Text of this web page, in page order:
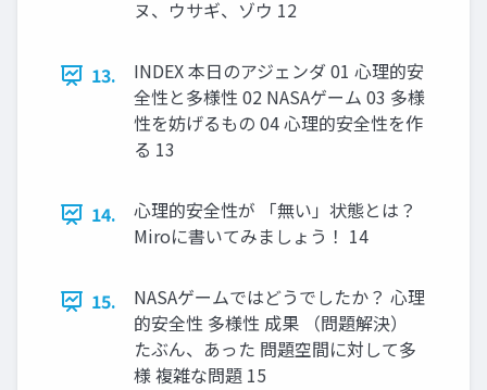
ヌ、ウサギ、ゾウ 12
13.
INDEX 本日のアジェンダ 01 心理的安
全性と多様性 02 NASAゲーム 03 多様
性を妨げるもの 04 心理的安全性を作
る 13
14.
心理的安全性が 「無い」状態とは？
Miroに書いてみましょう！ 14
15.
NASAゲームではどうでしたか？ 心理
的安全性 多様性 成果 （問題解決）
たぶん、あった 問題空間に対して多
様 複雑な問題 15